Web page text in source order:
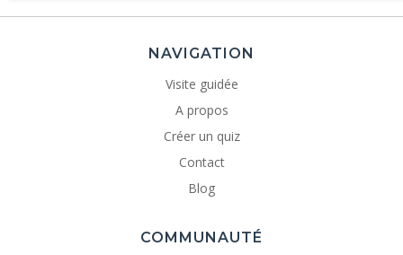
NAVIGATION
Visite guidée
A propos
Créer un quiz
Contact
Blog
COMMUNAUTÉ